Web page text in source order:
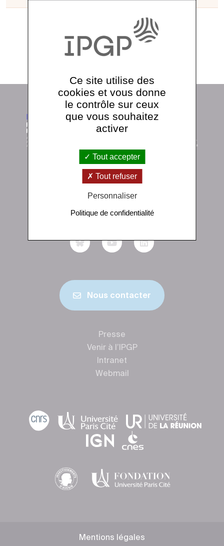
Voir tout l'annuaire
Institut de physique du globe de Paris
1 rue Jussieu 75238 Paris Cedex 05
Nous contacter
Presse
Venir à l’IPGP
Intranet
Webmail
Mentions légales
Ce site utilise des
cookies et vous donne
le contrôle sur ceux
que vous souhaitez
activer
Tout accepter
Tout refuser
Personnaliser
Politique de confidentialité